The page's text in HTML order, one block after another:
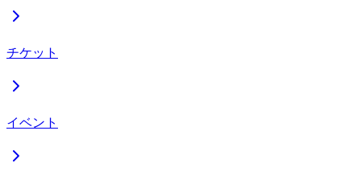
チケット
イベント